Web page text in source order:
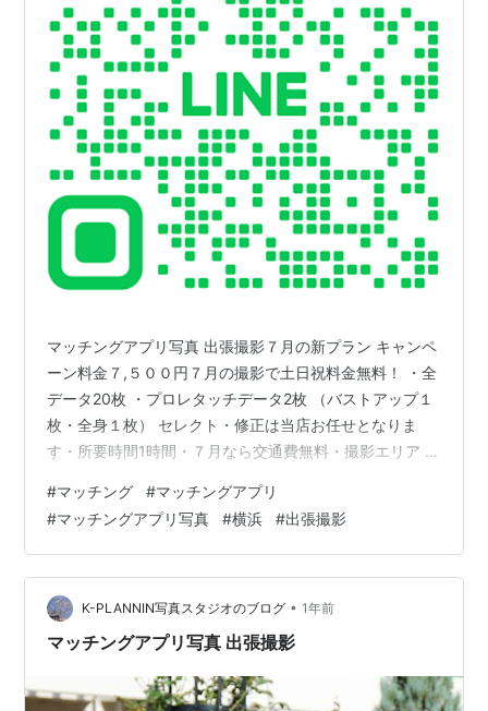
マッチングアプリ写真 出張撮影７月の新プラン キャンペ
ーン料金７,５００円７月の撮影で土日祝料金無料！ ・全
データ20枚 ・プロレタッチデータ2枚 （バストアップ１
枚・全身１枚） セレクト・修正は当店お任せとなりま
す・所要時間1時間・７月なら交通費無料・撮影エリア 桜
・出張料・撮影料・土日祝＋5,000円加算・時間延長30
分5,000円・お支払いは撮影時に現金となります・お仕
度を済ませて 待ち合わせ場所にお越しください・撮影許
可が必要な場所では 事前にお客様で撮影許可をお取りく
ださい（施設利用料等はお客様でご負担ください）・D…
#マッチング #マッチングアプリ
#マッチングアプリ写真 #横浜 #出張撮影
K-PLANNIN写真スタジオのブログ • 1年前
マッチングアプリ写真 出張撮影